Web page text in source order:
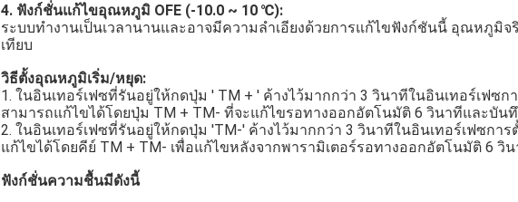
4. ฟังก์ชั่นแก้ไขอุณหภูมิ OFE (-10.0 ~ 10 ℃):
ระบบทำงานเป็นเวลานานและอาจมีความลำเอียงด้วยการแก้ไขฟังก์ชันนี้ อุณหภูมิ
เทียบ
วิธีตั้งอุณหภูมิเริ่ม/หยุด:
1. ในอินเทอร์เฟซที่รันอยู่ให้กดปุ่ม ' TM + ' ค้างไว้มากกว่า 3 วินาทีในอินเทอร์เฟซ
สามารถแก้ไขได้โดยปุ่ม TM + TM- ที่จะแก้ไขรอทางออกอัตโนมัติ 6 วินาทีและบัน
2. ในอินเทอร์เฟซที่รันอยู่ให้กดปุ่ม 'TM-' ค้างไว้มากกว่า 3 วินาทีในอินเทอร์เฟซก
แก้ไขได้โดยคีย์ TM + TM- เพื่อแก้ไขหลังจากพารามิเตอร์รอทางออกอัตโนมัติ 6 วิ
ฟังก์ชั่นความชื้นมีดังนี้